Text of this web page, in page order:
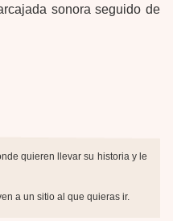
sonora seguido de
quieren llevar su historia y le
a un sitio al que quieras ir.